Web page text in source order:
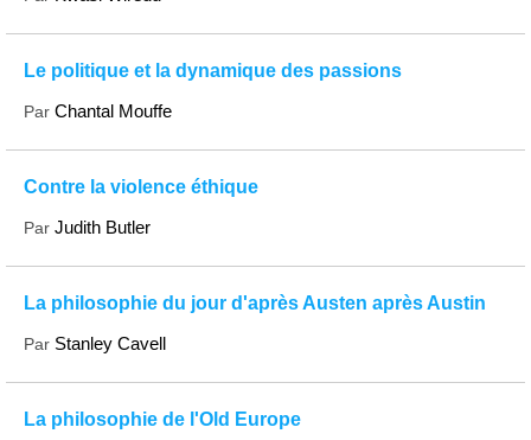
Le politique et la dynamique des passions
Par Chantal Mouffe
Contre la violence éthique
Par Judith Butler
La philosophie du jour d'après Austen après Austin
Par Stanley Cavell
La philosophie de l'Old Europe